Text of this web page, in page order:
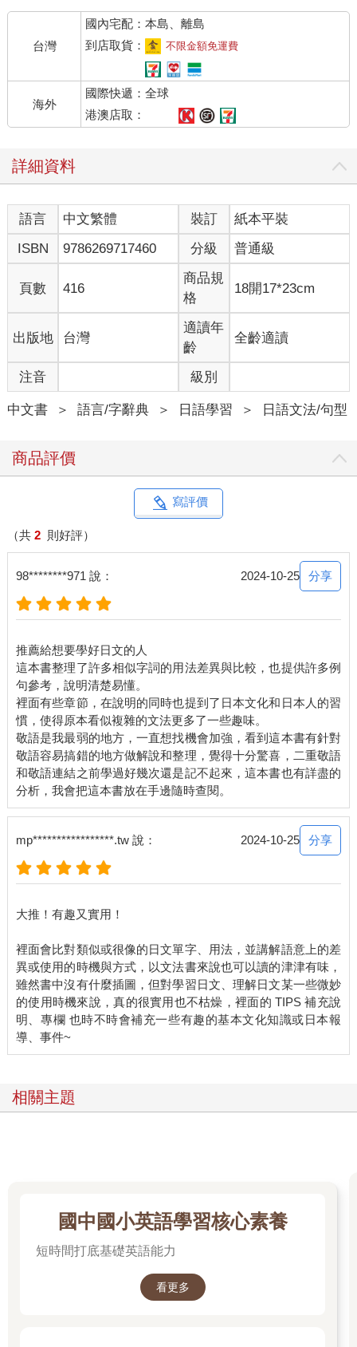
台灣
國內宅配：本島、離島
到店取貨：
不限金額免運費
海外
國際快遞：全球
港澳店取：
詳細資料
語言 中文繁體 裝訂
紙本平裝
ISBN
9786269717460 分級 普通級
頁數 416
商品規
格
18開17*23cm
出版地 台灣
適讀年
齡
全齡適讀
注音 級別
中文書 ＞ 語言/字辭典 ＞ 日語學習 ＞ 日語文法/句型
商品評價
寫評價
（共 2 則好評）
98********971 說： 2024-10-25 分享
推薦給想要學好日文的人
這本書整理了許多相似字詞的用法差異與比較，也提供許多例
句參考，說明清楚易懂。
裡面有些章節，在說明的同時也提到了日本文化和日本人的習
慣，使得原本看似複雜的文法更多了一些趣味。
敬語是我最弱的地方，一直想找機會加強，看到這本書有針對
敬語容易搞錯的地方做解說和整理，覺得十分驚喜，二重敬語
和敬語連結之前學過好幾次還是記不起來，這本書也有詳盡的
mp*****************.tw 說： 2024-10-25 分享
大推！有趣又實用！
裡面會比對類似或很像的日文單字、用法，並講解語意上的差
異或使用的時機與方式，以文法書來說也可以讀的津津有味，
雖然書中沒有什麼插圖，但對學習日文、理解日文某一些微妙
的使用時機來說，真的很實用也不枯燥，裡面的 TIPS 補充說
明、專欄 也時不時會補充一些有趣的基本文化知識或日本報
相關主題
國中國小英語學習核心素養
短時間打底基礎英語能力
看更多